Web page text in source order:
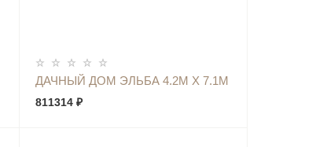
ДАЧНЫЙ ДОМ ЭЛЬБА 4.2М Х 7.1М
811314 ₽
КУПИТЬ